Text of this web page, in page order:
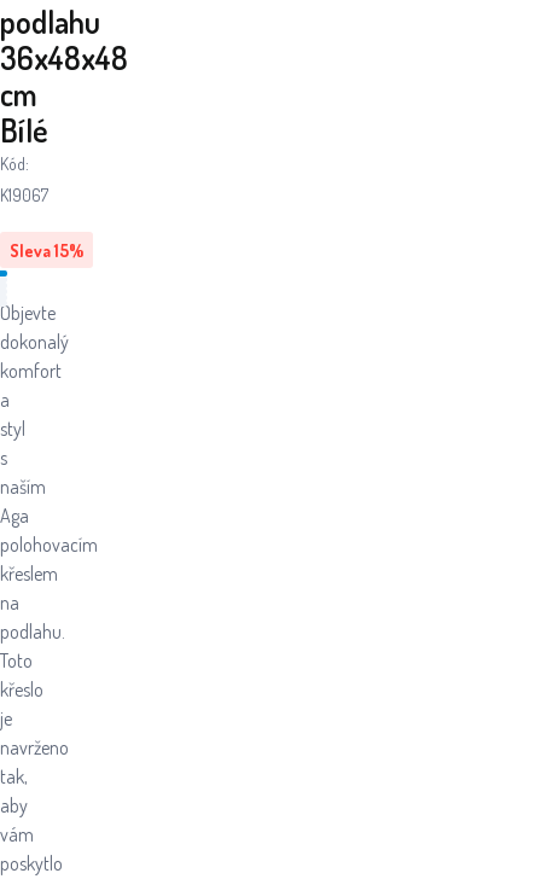
Sleva15%
podlahu
36x48x48
cm
Bílé
Kód:
K19067
Objevte
dokonalý
komfort
a
styl
s
naším
Aga
polohovacím
křeslem
na
podlahu.
Toto
křeslo
je
navrženo
tak,
aby
vám
poskytlo